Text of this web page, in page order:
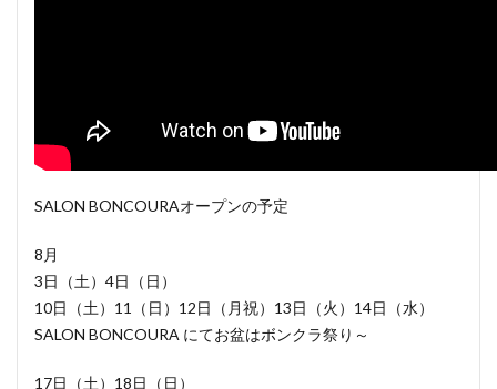
SALON BONCOURAオープンの予定
8月
3日（土）4日（日）
10日（土）11（日）12日（月祝）13日（火）14日（水）
SALON BONCOURA にてお盆はボンクラ祭り～
17日（土）18日（日）